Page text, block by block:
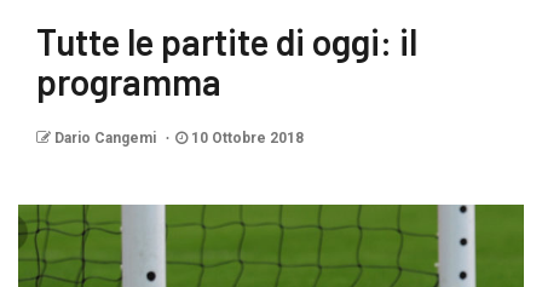
Tutte le partite di oggi: il
programma
Dario Cangemi 10 Ottobre 2018